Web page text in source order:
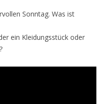
Sonntag. Was ist
ein Kleidungsstück oder